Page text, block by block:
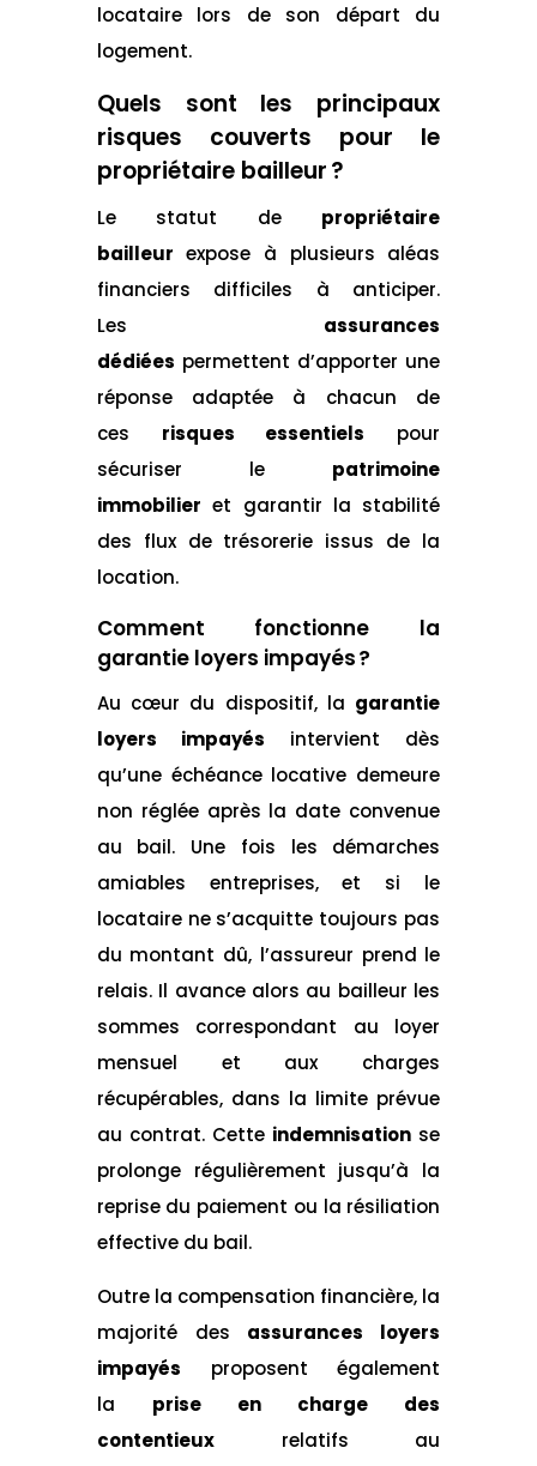
locataire lors de son départ du
logement.
Quels sont les principaux
risques couverts pour le
propriétaire bailleur ?
Le statut de
propriétaire
bailleur expose à plusieurs aléas
financiers difficiles à anticiper.
Les
assurances
dédiées permettent d’apporter une
réponse adaptée à chacun de
ces
risques essentiels
pour
sécuriser le
patrimoine
immobilier et garantir la stabilité
des flux de trésorerie issus de la
location.
Comment fonctionne la
garantie loyers impayés ?
Au cœur du dispositif, la garantie
loyers impayés
intervient dès
qu’une échéance locative demeure
non réglée après la date convenue
au bail. Une fois les démarches
amiables entreprises, et si le
locataire ne s’acquitte toujours pas
du montant dû, l’assureur prend le
relais. Il avance alors au bailleur les
sommes correspondant au loyer
mensuel et aux charges
récupérables, dans la limite prévue
au contrat. Cette indemnisation se
prolonge régulièrement jusqu’à la
reprise du paiement ou la résiliation
effective du bail.
Outre la compensation financière, la
majorité des
assurances loyers
impayés
proposent également
la
prise en charge des
contentieux
relatifs au